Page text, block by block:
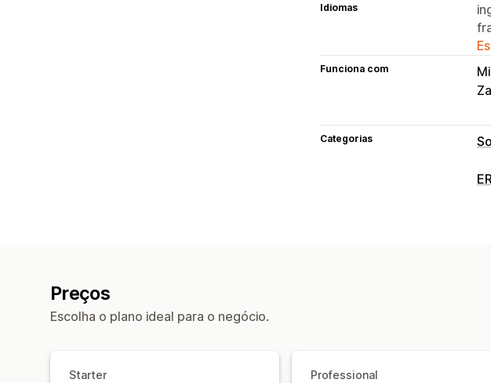
Idiomas
Funciona com
Categorias
Preços
Escolha o plano ideal para o negócio.
Starter Professional